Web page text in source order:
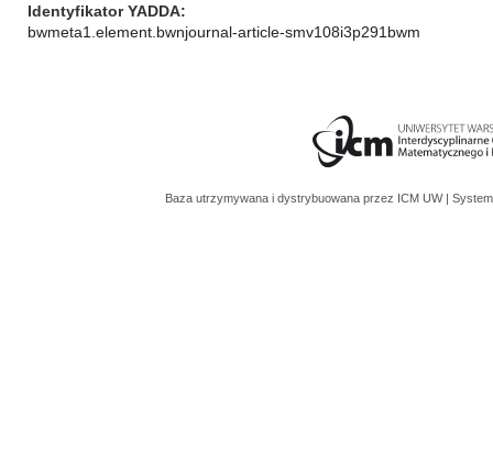
Identyfikator YADDA
bwmeta1.element.bwnjournal-article-smv108i3p291bwm
Baza utrzymywana i dystrybuowana przez ICM UW |